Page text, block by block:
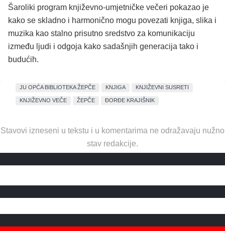
Šaroliki program književno-umjetničke večeri pokazao je
kako se skladno i harmonično mogu povezati knjiga, slika i
muzika kao stalno prisutno sredstvo za komunikaciju
između ljudi i odgoja kako sadašnjih generacija tako i
budućih.
JU OPĆA BIBLIOTEKA ŽEPČE KNJIGA KNJIŽEVNI SUSRETI
KNJIŽEVNO VEČE ŽEPČE ĐORĐE KRAJIŠNIK
Stavovi izneseni u tekstu i u komentarima ne odražavaju nužno
stav redakcije.